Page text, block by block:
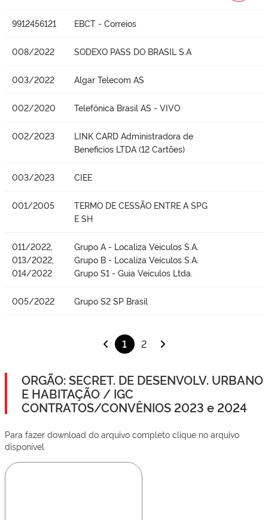
9912456121 EBCT - Correios
008/2022 SODEXO PASS DO BRASIL S.A
003/2022 Algar Telecom AS
002/2020 Telefônica Brasil AS - VIVO
002/2023
LINK CARD Administradora de
Beneficios LTDA (12 Cartões)
003/2023 CIEE
001/2005
TERMO DE CESSÃO ENTRE A SPG
E SH
011/2022,
013/2022,
014/2022
Grupo A - Localiza Veiculos S.A.
Grupo B - Localiza Veículos S.A.
Grupo S1 - Guia Veiculos Ltda.
005/2022 Grupo S2 SP Brasil
1 2
ORGÃO: SECRET. DE DESENVOLV. URBANO
E HABITAÇÃO / IGC
CONTRATOS/CONVÊNIOS 2023 e 2024
Para fazer download do arquivo completo clique no arquivo
disponível